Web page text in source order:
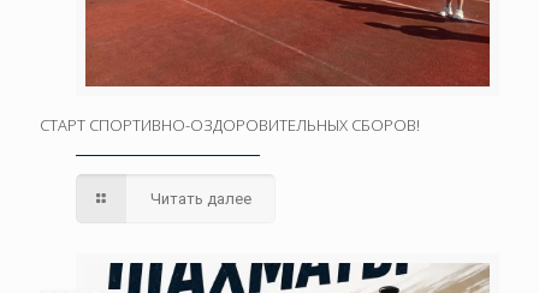
СТАРТ СПОРТИВНО-ОЗДОРОВИТЕЛЬНЫХ СБОРОВ!
Читать далее